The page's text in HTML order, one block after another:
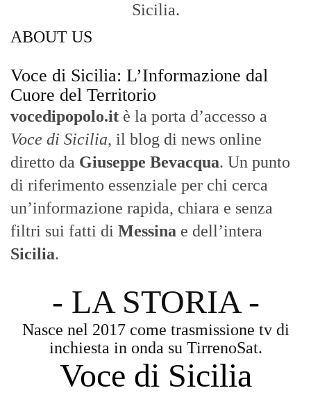
Sicilia.
ABOUT US
Voce di Sicilia: L’Informazione dal
Cuore del Territorio
vocedipopolo.it è la porta d’accesso a
Voce di Sicilia, il blog di news online
diretto da Giuseppe Bevacqua. Un punto
di riferimento essenziale per chi cerca
un’informazione rapida, chiara e senza
filtri sui fatti di Messina e dell’intera
Sicilia.
- LA STORIA -
Nasce nel 2017 come trasmissione tv di
inchiesta in onda su TirrenoSat.
Voce di Sicilia